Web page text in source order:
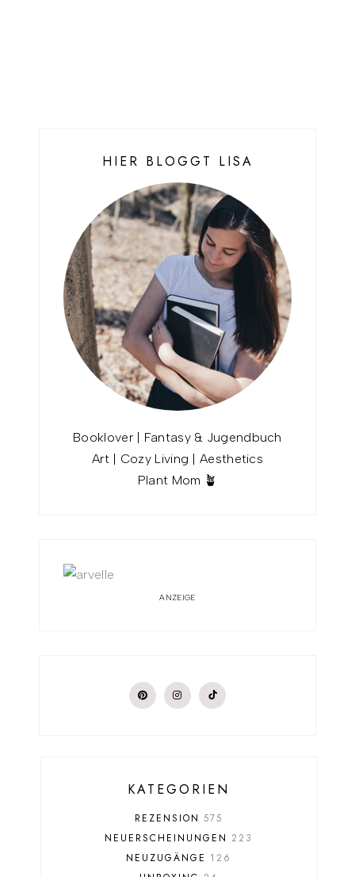
HIER BLOGGT LISA
Booklover | Fantasy & Jugendbuch
Art | Cozy Living | Aesthetics
Plant Mom 🪴
ANZEIGE
KATEGORIEN
REZENSION 575
NEUERSCHEINUNGEN 223
NEUZUGÄNGE 126